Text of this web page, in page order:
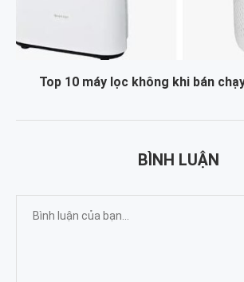
Top 10 máy lọc không khi bán
BÌNH LUẬN